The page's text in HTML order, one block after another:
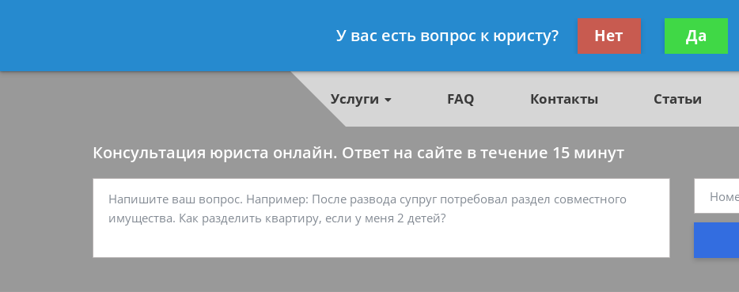
- Специалист по недвижимости, юрист
Получите консультацию
бесплатно
Услуги FAQ Контакты Статьи
Консультация юриста онлайн. Ответ на сайте в течение 15 минут
У вас есть вопрос к юристу? Нет Да